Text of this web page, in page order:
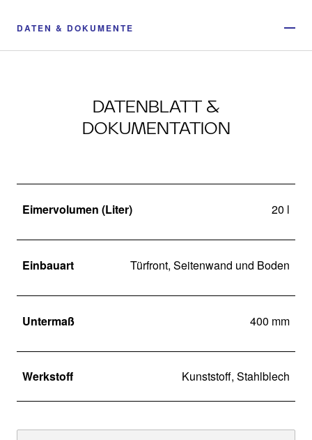
DATEN & DOKUMENTE
DATENBLATT &
DOKUMENTATION
Eimervolumen (Liter) 20 l
Einbauart Türfront, Seitenwand und Boden
Untermaß 400 mm
Werkstoff Kunststoff, Stahlblech